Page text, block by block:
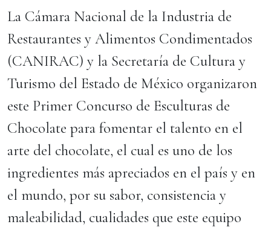
La Cámara Nacional de la Industria de
Restaurantes y Alimentos Condimentados
(CANIRAC) y la Secretaría de Cultura y
Turismo del Estado de México organizaron
este Primer Concurso de Esculturas de
Chocolate para fomentar el talento en el
arte del chocolate, el cual es uno de los
ingredientes más apreciados en el país y en
el mundo, por su sabor, consistencia y
maleabilidad, cualidades que este equipo